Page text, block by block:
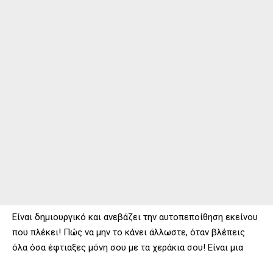
Είναι δημιουργικό και ανεβάζει την αυτοπεποίθηση εκείνου
που πλέκει! Πώς να μην το κάνει άλλωστε, όταν βλέπεις
όλα όσα έφτιαξες μόνη σου με τα χεράκια σου! Είναι μια